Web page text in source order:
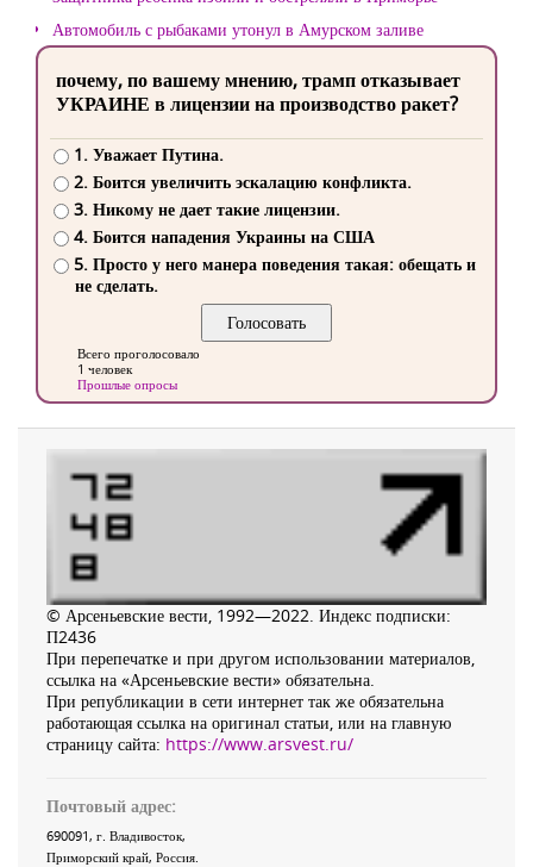
Автомобиль с рыбаками утонул в Амурском заливе
почему, по вашему мнению, трамп отказывает
УКРАИНЕ в лицензии на производство ракет?
1. Уважает Путина.
2. Боится увеличить эскалацию конфликта.
3. Никому не дает такие лицензии.
4. Боится нападения Украины на США
5. Просто у него манера поведения такая: обещать и
не сделать.
Всего проголосовало
1 человек
Прошлые опросы
© Арсеньевские вести, 1992—2022. Индекс подписки:
П2436
При перепечатке и при другом использовании материалов,
ссылка на «Арсеньевские вести» обязательна.
При републикации в сети интернет так же обязательна
работающая ссылка на оригинал статьи, или на главную
страницу сайта: https://www.arsvest.ru/
Почтовый адрес:
690091, г. Владивосток,
Приморский край, Россия